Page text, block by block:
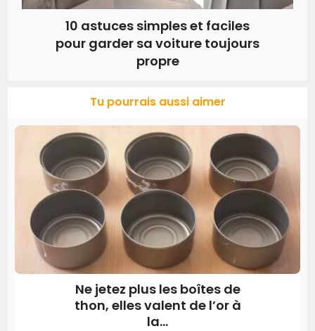
10 astuces simples et faciles
pour garder sa voiture toujours
propre
Tu pourrais aussi aimer
Ne jetez plus les boîtes de
thon, elles valent de l’or à
la...